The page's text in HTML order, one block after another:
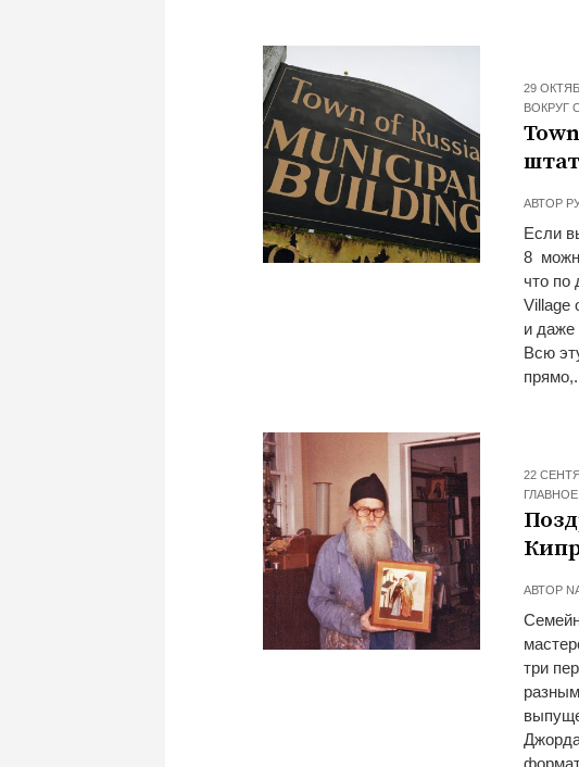
29
ВОКРУГ
АВТОР
Если
8
что по
Village
и даже
Всю
22
ГЛАВНОЕ,
АВТОР
три